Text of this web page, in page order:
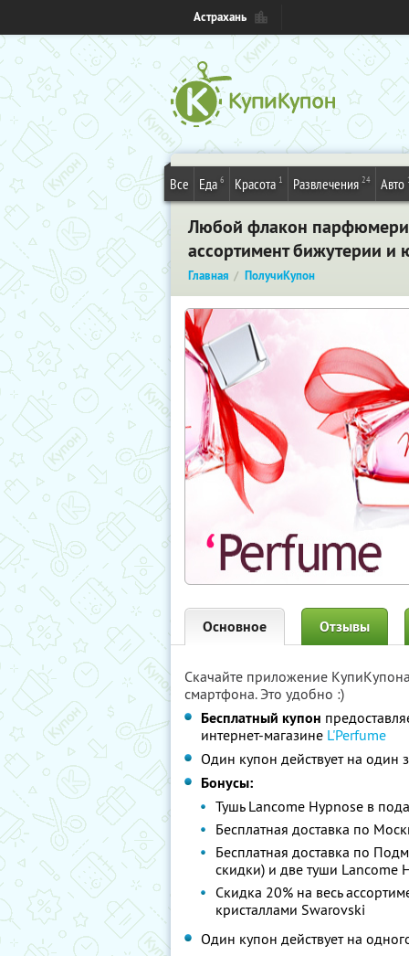
Астрахань
Все Еда 6 Красота 1 Развлечения 24 Авто
Любой флакон
ассортимент бижутерии и
Главная ПолучиКупон
Основное Отзывы
Скачайте приложение
смартфона. Это удобно :)
Бесплатный купон
интернет-магазине L'Perfume
Один купон действует на один
Бонусы:
Тушь Lancome Hypnose в
Бесплатная доставка по
Бесплатная доставка по
скидки) и две туши Lancome
Скидка 20% на весь
кристаллами Swarovski
Один купон действует на